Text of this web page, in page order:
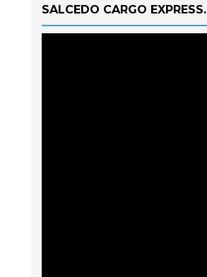
SALCEDO CARGO EXPRESS.